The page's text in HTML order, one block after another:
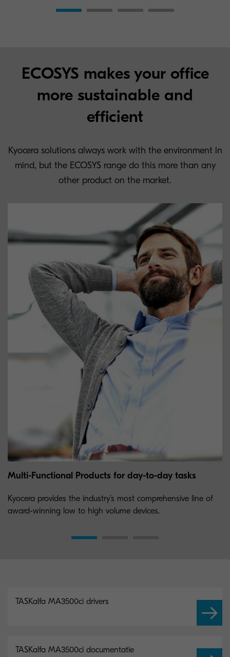
ECOSYS makes your office
more sustainable and
efficient
Kyocera solutions always work with the environment in
mind, but the ECOSYS range do this more than any
other product on the market.
Multi-Functional Products for day-to-day tasks
Kyocera provides the industry’s most comprehensive line of
award-winning low to high volume devices.
TASKalfa MA3500ci drivers
TASKalfa MA3500ci documentatie